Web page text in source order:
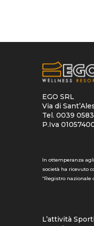
EGO SRL
Via di
Tel. 0039
P.Iva
In ottemperanza
società ha ricevuto
“Registro nazionale
L’attività